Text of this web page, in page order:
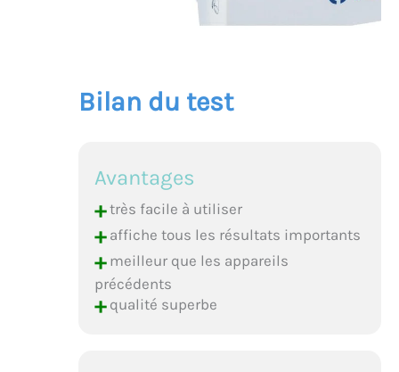
Bilan du test
Avantages
+très facile à utiliser
+affiche tous les résultats importants
+meilleur que les appareils
précédents
+qualité superbe